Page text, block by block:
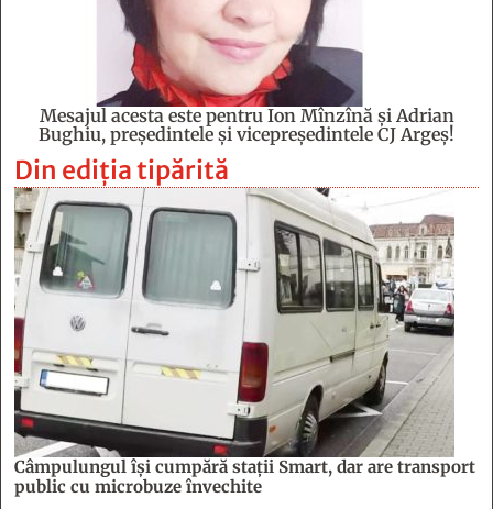
Mesajul acesta este pentru Ion Mînzînă şi Adrian
Bughiu, preşedintele şi vicepreşedintele CJ Argeş!
Din ediția tipărită
Câmpulungul îşi cumpără staţii Smart, dar are transport
public cu microbuze învechite